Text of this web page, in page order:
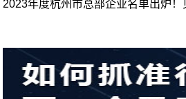
2023年度杭州市总部企业名单出炉！